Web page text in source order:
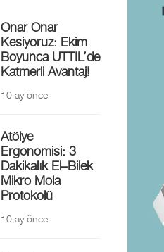
Onar Onar
Kesiyoruz: Ekim
Boyunca UTTIL’de
Katmerli Avantaj!
10 ay önce
Atölye
Ergonomisi: 3
Dakikalık El–Bilek
Mikro Mola
Protokolü
10 ay önce